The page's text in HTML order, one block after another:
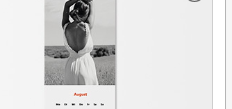
Format: 30x45 cm
ausbelichtet auf echtem Fotopapier
Hoch- oder Querformat
Hintergrund: weiß
unterschiedliche Kalendarien & Layouts
nur über die Bestellsoftware gestaltbar